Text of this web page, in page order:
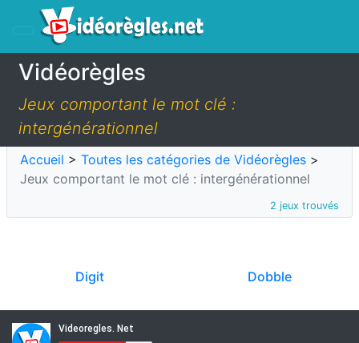
Vidéorègles
Jeux comportant le mot clé :
intergénérationnel
Accueil > Toutes les catégories de Vidéorègles >
Jeux comportant le mot clé : intergénérationnel
2 jeux trouvés
Digit Dobble